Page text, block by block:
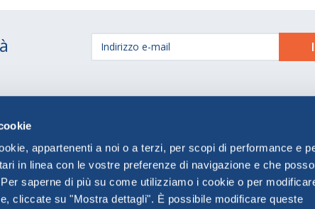
appartenenti a noi o a terzi, per scopi di performance e
in linea con le vostre preferenze di navigazione e che
saperne di più su come utilizziamo i cookie o per
cliccate su "Mostra dettagli". È possibile modificare queste
Dichiarazione di
Impostazioni dei cookie
Investor Relations